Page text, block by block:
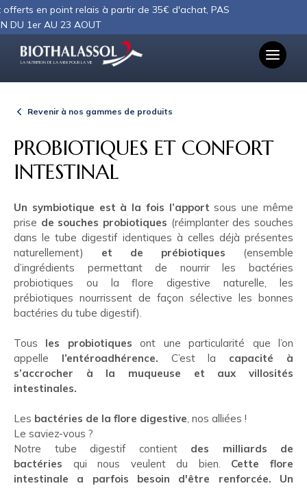
en point relais à partir de 35€ d'achat, PAS
1er AU 23 AOUT
LA NUTRITION DE LA MER POUR LA VIE
Revenir à nos gammes de produits
PROBIOTIQUES ET CONFORT
INTESTINAL
Un symbiotique est à la fois l’apport sous une même
prise de souches probiotiques (réimplanter des souches
dans le tube digestif identiques à celles déjà présentes
naturellement) et de prébiotiques (ensemble
d’ingrédients permettant de nourrir les bactéries
probiotiques ou la flore digestive naturelle, les
prébiotiques nourrissent de façon sélective les bonnes
bactéries du tube digestif).
Tous les probiotiquesont une particularité que l’on
appelle l’entéroadhérence. C’est la capacité à
s’accrocher à la muqueuse et aux villosités
intestinales.
Les bactéries de la flore digestive, nos alliées !
Le saviez-vous ?
Notre tube digestif contient des milliards de
bactéries qui nous veulent du bien. Cette flore
intestinale a parfois besoin d'être renforcée. Un
Panneau de gestion des cookies